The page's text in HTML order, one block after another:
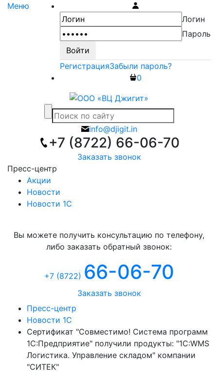
Меню
Логин
Пароль
РегистрацияЗабыли пароль?
0
info@djigit.in
+7 (8722) 66-06-70
Заказать звонок
Пресс-центр
Акции
Новости
Новости 1С
Вы можете получить консультацию по телефону,
либо заказать обратный звонок:
+7 (8722) 66-06-70
Заказать звонок
Пресс-центр
Новости 1С
Сертификат "Совместимо! Система программ
1С:Предприятие" получили продукты: "1С:WMS
Логистика. Управление складом" компании
"СИТЕК"